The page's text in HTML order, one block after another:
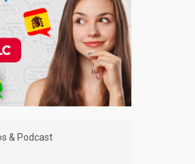
& Podcast